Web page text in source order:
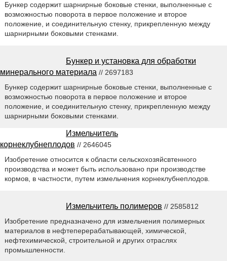
Бункер содержит шарнирные боковые стенки, выполненные с
возможностью поворота в первое положение и второе
положение, и соединительную стенку, прикрепленную между
шарнирными боковыми стенками.
Бункер и установка для обработки
минерального материала // 2697183
Бункер содержит шарнирные боковые стенки, выполненные с
возможностью поворота в первое положение и второе
положение, и соединительную стенку, прикрепленную между
шарнирными боковыми стенками.
Измельчитель
корнеклубнеплодов // 2646045
Изобретение относится к области сельскохозяйсвтенного
производства и может быть использовано при производстве
кормов, в частности, путем измельчения корнеклубнеплодов.
Измельчитель полимеров // 2585812
Изобретение предназначено для измельчения полимерных
материалов в нефтеперерабатывающей, химической,
нефтехимической, строительной и других отраслях
промышленности.